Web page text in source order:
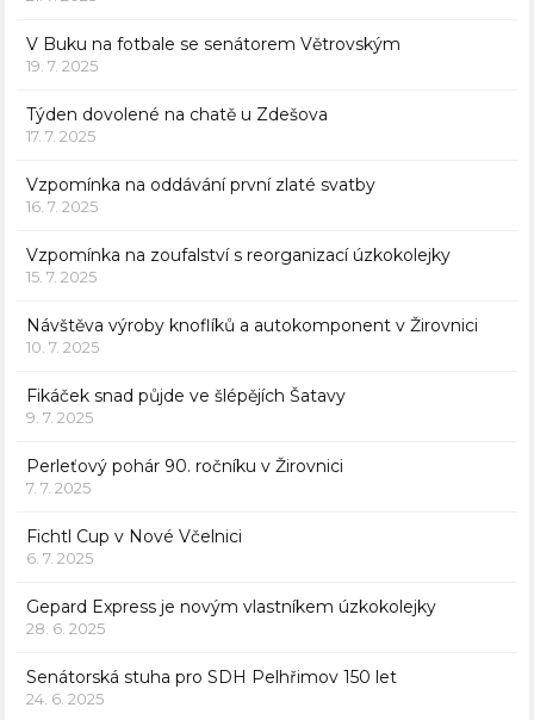
V Buku na fotbale se senátorem Větrovským
19. 7. 2025
Týden dovolené na chatě u Zdešova
17. 7. 2025
Vzpomínka na oddávání první zlaté svatby
16. 7. 2025
Vzpomínka na zoufalství s reorganizací úzkokolejky
15. 7. 2025
Návštěva výroby knoflíků a autokomponent v Žirovnici
10. 7. 2025
Fikáček snad půjde ve šlépějích Šatavy
9. 7. 2025
Perleťový pohár 90. ročníku v Žirovnici
7. 7. 2025
Fichtl Cup v Nové Včelnici
6. 7. 2025
Gepard Express je novým vlastníkem úzkokolejky
28. 6. 2025
Senátorská stuha pro SDH Pelhřimov 150 let
24. 6. 2025